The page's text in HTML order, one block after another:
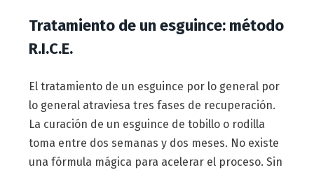
Tratamiento de un esguince: método
R.I.C.E.
El tratamiento de un esguince por lo general por
lo general atraviesa tres fases de recuperación.
La curación de un esguince de tobillo o rodilla
toma entre dos semanas y dos meses. No existe
una fórmula mágica para acelerar el proceso. Sin